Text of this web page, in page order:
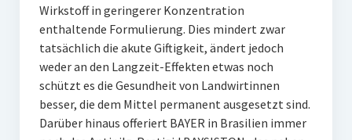
Wirkstoff in geringerer Konzentration
enthaltende Formulierung. Dies mindert zwar
tatsächlich die akute Giftigkeit, ändert jedoch
weder an den Langzeit-Effekten etwas noch
schützt es die Gesundheit von Landwirtinnen
besser, die dem Mittel permanent ausgesetzt sind.
Darüber hinaus offeriert BAYER in Brasilien immer